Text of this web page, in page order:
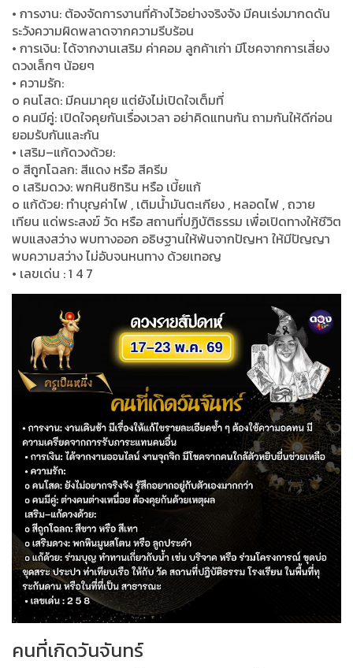
• การงาน: ต้องจัดการงานที่ค้างไว้อย่างจริงจัง มีคนเร่งมากดดัน
ระวังความผิดพลาดจากความรีบร้อน
• การเงิน: ได้จากงานเสริม ค่าคอม ลูกค้าเก่า มีโชคจากการเสี่ยง
ดวงเล็กๆ น้อยๆ
• ความรัก:
o คนโสด: มีคนมาคุย แต่ยังไม่เปิดใจเต็มที่
o คนมีคู่: เปิดใจคุยกันเรื่องเวลา อย่าคิดแทนกัน ถามกันให้ดีก่อน
ยอมรับกันและกัน
• เสริม–แก้ดวงด้วย:
o สีถูกโฉลก: สีแดง หรือ สีครีม
o เสริมดวง: พกหินซิทริน หรือ เบี้ยแก้
o แก้ด้วย: ทำบุญค่าไฟ , เติมน้ำมันตะเกียง , หลอดไฟ , ถวาย
เทียน แด่พระสงฆ์ วัด หรือ สถานที่ปฏิบัติธรรม เพื่อเปิดทางให้ชีวิต
พบแสงสว่าง พบทางออก อธิษฐานให้พ้นจากปัญหา ให้มีปัญญา
พบความสว่าง ไม่อับจนหนทาง ด้วยเทอญ
• เลขเด่น : 1 4 7
คนที่เกิดวันจันทร์